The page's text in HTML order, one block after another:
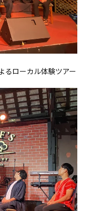
ローカル体験ツアー